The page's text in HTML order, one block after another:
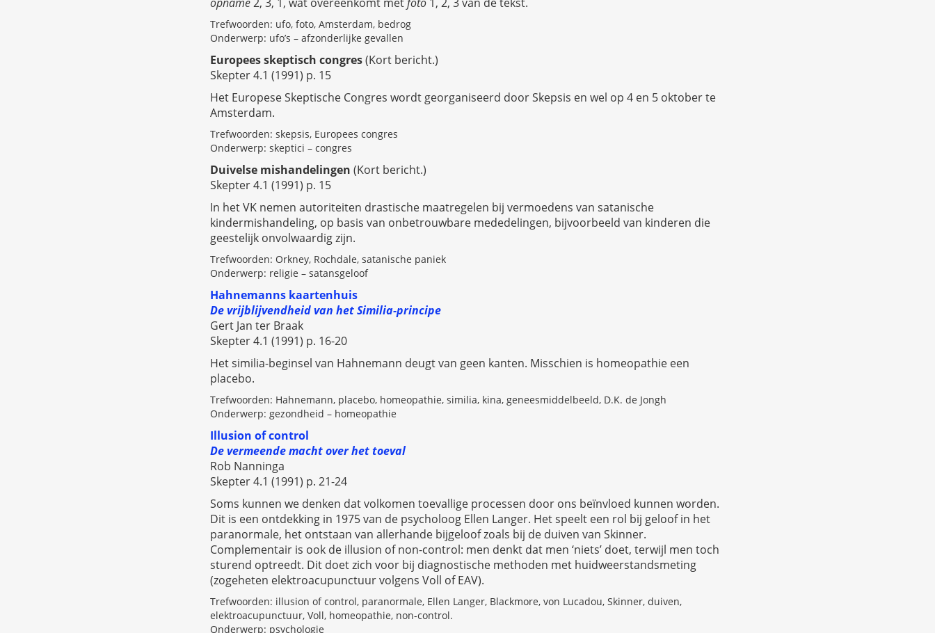
Trefwoorden: ufo, foto, Amsterdam, bedrog
Onderwerp: ufo’s – afzonderlijke gevallen
Europees skeptisch congres(Kort bericht.)
Skepter 4.1 (1991) p. 15
Het Europese Skeptische Congres wordt georganiseerd door Skepsis en wel op 4 en 5 oktober te
Amsterdam.
Trefwoorden: skepsis, Europees congres
Onderwerp: skeptici – congres
Duivelse mishandelingen (Kort bericht.)
Skepter 4.1 (1991) p. 15
In het VK nemen autoriteiten drastische maatregelen bij vermoedens van satanische
kindermishandeling, op basis van onbetrouwbare mededelingen, bijvoorbeeld van kinderen die
geestelijk onvolwaardig zijn.
Trefwoorden: Orkney, Rochdale, satanische paniek
Onderwerp: religie – satansgeloof
Hahnemanns kaartenhuis
De vrijblijvendheid van het Similia-principe
Gert Jan ter Braak
Skepter 4.1 (1991) p. 16-20
Het similia-beginsel van Hahnemann deugt van geen kanten. Misschien is homeopathie een
placebo.
Trefwoorden: Hahnemann, placebo, homeopathie, similia, kina, geneesmiddelbeeld, D.K. de Jongh
Onderwerp: gezondheid – homeopathie
Illusion of control
De vermeende macht over het toeval
Rob Nanninga
Skepter 4.1 (1991) p. 21-24
Soms kunnen we denken dat volkomen toevallige processen door ons beïnvloed kunnen worden.
Dit is een ontdekking in 1975 van de psycholoog Ellen Langer. Het speelt een rol bij geloof in het
paranormale, het ontstaan van allerhande bijgeloof zoals bij de duiven van Skinner.
Complementair is ook de illusion of non-control: men denkt dat men ‘niets’ doet, terwijl men toch
sturend optreedt. Dit doet zich voor bij diagnostische methoden met huidweerstandsmeting
(zogeheten elektroacupunctuur volgens Voll of EAV).
Trefwoorden: illusion of control, paranormale, Ellen Langer, Blackmore, von Lucadou, Skinner, duiven,
elektroacupunctuur, Voll, homeopathie, non-control.
Onderwerp: psychologie